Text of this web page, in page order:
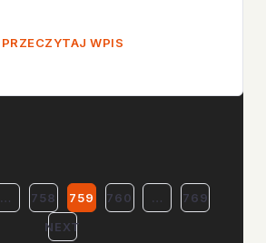
PRZECZYTAJ WPIS
… 758 759 760 …
769
NEXT